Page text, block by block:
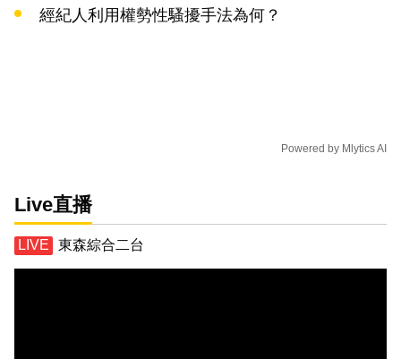
經紀人利用權勢性騷擾手法為何？
Powered by Mlytics AI
Live直播
東森綜合二台